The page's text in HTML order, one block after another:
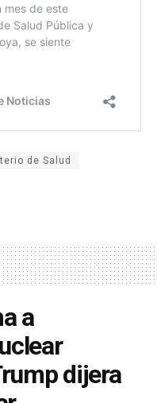
de Salud
a
dijera